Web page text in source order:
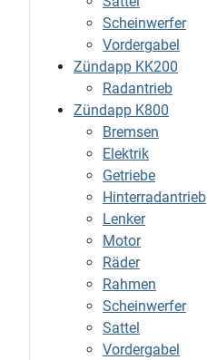
Scheinwerfer
Vordergabel
Zündapp KK200
Radantrieb
Zündapp K800
Bremsen
Elektrik
Getriebe
Hinterradantrieb
Lenker
Motor
Räder
Rahmen
Scheinwerfer
Sattel
Vordergabel